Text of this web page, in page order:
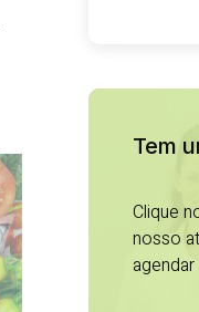
Tem
Clique
nosso